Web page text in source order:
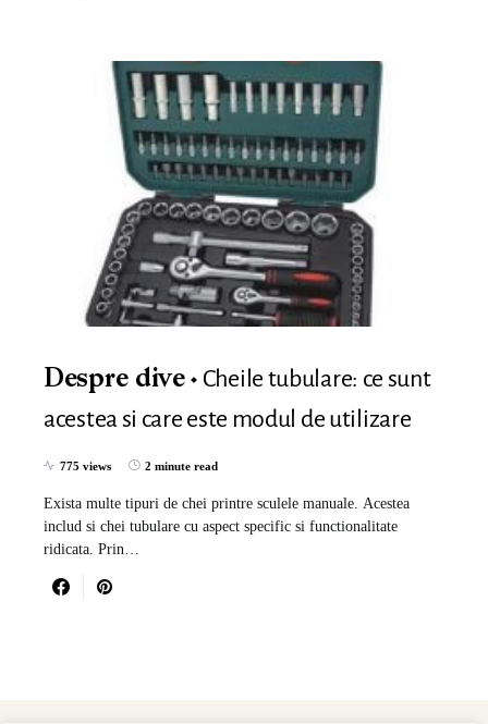
Despre dive
Cheile tubulare: ce sunt
acestea si care este modul de utilizare
775 views 2 minute read
Exista multe tipuri de chei printre sculele manuale. Acestea
includ si chei tubulare cu aspect specific si functionalitate
ridicata. Prin…